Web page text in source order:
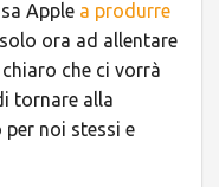
Apple a produrre
ora ad allentare
che ci vorrà
tornare alla
noi stessi e